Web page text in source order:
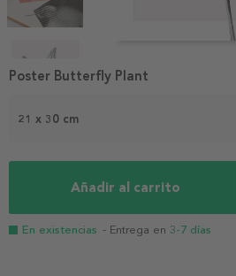
1
21 x 30 cm
Añadir al carrito
En existencias - Entrega en 3-7 días
Poster Butterfly Plant